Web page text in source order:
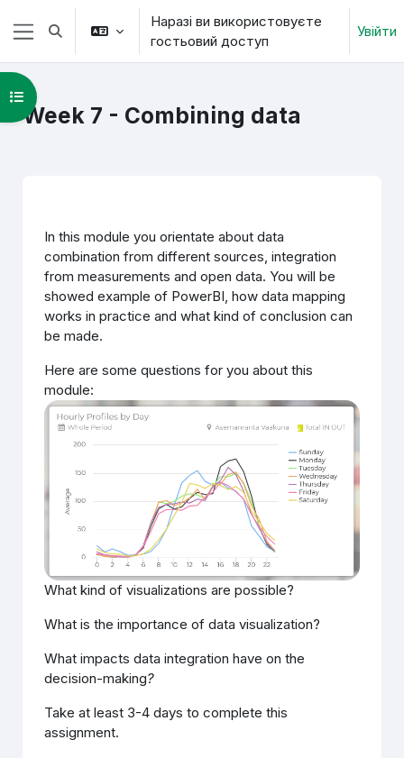
Перейти до головного вмісту
Бокова панель
Переключити введення пошуку
Наразі ви використовуєте
гостьовий доступ
Увійти
Week 7 - Combining data
Відкритий покажчик курсу
Схема розділу
In this module you orientate about data
combination from different sources, integration
from measurements and open data. You will be
showed example of PowerBI, how data mapping
works in practice and what kind of conclusion can
be made.
Here are some questions for you about this
module:
What kind of visualizations are possible?
What is the importance of data visualization?
What impacts data integration have on the
decision-making?
Take at least 3-4 days to complete this
assignment.